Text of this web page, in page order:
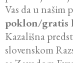
Vas da u našim
poklon/gratis
Kazališna
slovenskom